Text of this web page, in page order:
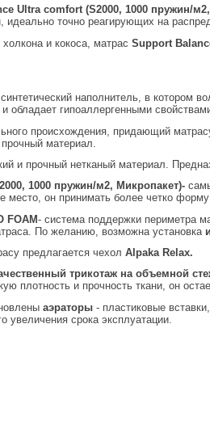
Ultra comfort (S2000, 1000 пружин/
точно реагирующих на
и кокоса, матрас Support
наполнитель, в котором
обладает гипоаллергенными
происхождения, придающий
материал.
и прочный нетканый материал.
1000 пружин/м2, Микропакет)-
место, он принимать более четко
FOAM- система поддержки периметра
По желанию, возможна установка
предлагается чехол Alpaka Relax.
трикотаж на объемной
плотность и прочность ткани, он
аэраторы- пластиковые
увеличения срока эксплуатации.